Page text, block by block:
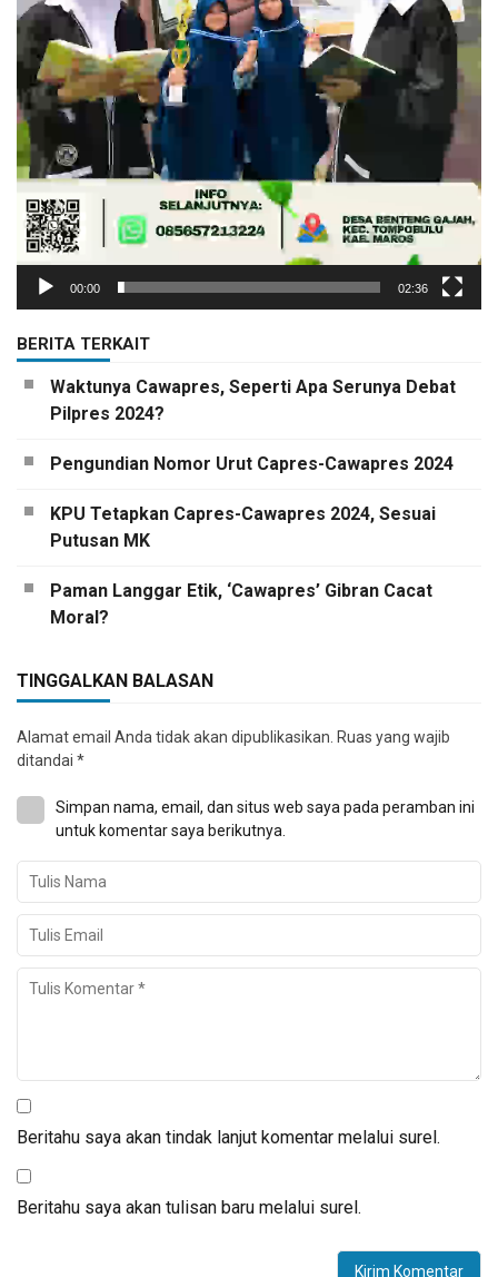
00:00 02:36
BERITA TERKAIT
Waktunya Cawapres, Seperti Apa Serunya Debat
Pilpres 2024?
Pengundian Nomor Urut Capres-Cawapres 2024
KPU Tetapkan Capres-Cawapres 2024, Sesuai
Putusan MK
Paman Langgar Etik, ‘Cawapres’ Gibran Cacat
Moral?
TINGGALKAN BALASAN
Alamat email Anda tidak akan dipublikasikan. Ruas yang wajib
ditandai *
Simpan nama, email, dan situs web saya pada peramban ini
untuk komentar saya berikutnya.
Beritahu saya akan tindak lanjut komentar melalui surel.
Beritahu saya akan tulisan baru melalui surel.